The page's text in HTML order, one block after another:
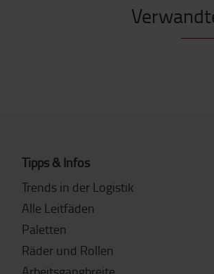
Tipps & Infos
Trends in der Logistik
Alle Leitfäden
Paletten
Räder und Rollen